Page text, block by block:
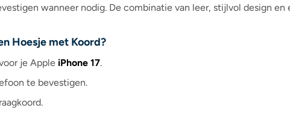
wanneer nodig. De combinatie van leer, stijlvol design en
Hoesje met Koord?
je Apple iPhone 17.
te bevestigen.